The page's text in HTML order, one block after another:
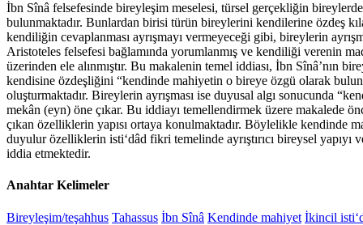
İbn Sînâ felsefesinde bireyleşim meselesi, türsel gerçekliğin
bulunmaktadır. Bunlardan birisi türün bireylerini kendilerine özdeş
kendiliğin cevaplanması ayrışmayı vermeyeceği gibi, bireylerin
Aristoteles felsefesi bağlamında yorumlanmış ve kendiliği verenin
üzerinden ele alınmıştır. Bu makalenin temel iddiası, İbn
kendisine özdeşliğini “kendinde mahiyetin o bireye özgü olarak
oluşturmaktadır. Bireylerin ayrışması ise duyusal algı sonucunda
mekân (eyn) öne çıkar. Bu iddiayı temellendirmek üzere makalede
çıkan özelliklerin yapısı ortaya konulmaktadır. Böylelikle kendinde
duyulur özelliklerin isti‘dâd fikri temelinde ayrıştırıcı bireysel
iddia etmektedir.
Anahtar Kelimeler
Bireyleşim/teşahhus Tahassus İbn Sînâ Kendinde mahiyet İkincil